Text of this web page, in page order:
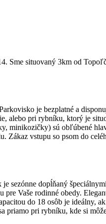
situovaný 3km od
je bezplatné a
alebo pri rybníku, ktorý je
minikozičky) sú obľúbené
vstupu so psom do
sezónne dopĺňaný
Vaše rodinné obedy.
do 18 osôb je ideálny,
priamo pri rybníku, kde si